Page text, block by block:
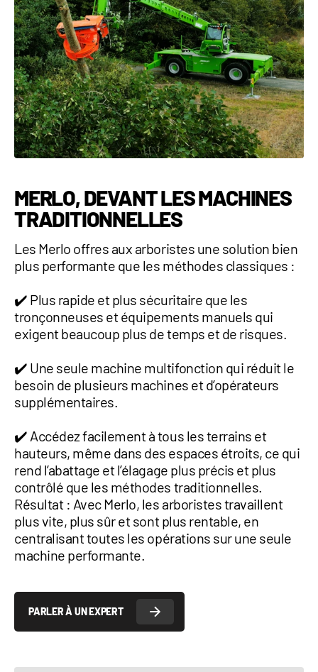
MERLO, DEVANT LES MACHINES
TRADITIONNELLES
Les Merlo offres aux arboristes une solution bien
plus performante que les méthodes classiques :
✔️ Plus rapide et plus sécuritaire que les
tronçonneuses et équipements manuels qui
exigent beaucoup plus de temps et de risques.
✔️ Une seule machine multifonction qui réduit le
besoin de plusieurs machines et d’opérateurs
supplémentaires.
✔️ Accédez facilement à tous les terrains et
hauteurs, même dans des espaces étroits, ce qui
rend l’abattage et l’élagage plus précis et plus
contrôlé que les méthodes traditionnelles.
Résultat : Avec Merlo, les arboristes travaillent
plus vite, plus sûr et sont plus rentable, en
centralisant toutes les opérations sur une seule
machine performante.
PARLER À UN EXPERT